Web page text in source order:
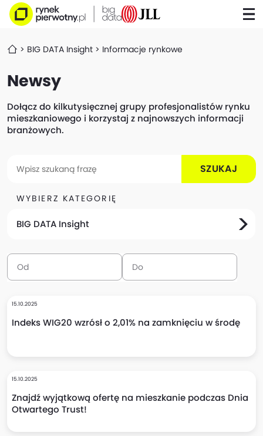
BIG DATA Insight Informacje rynkowe
Newsy
Dołącz do kilkutysięcznej grupy profesjonalistów rynku
mieszkaniowego i korzystaj z najnowszych informacji
branżowych.
SZUKAJ
WYBIERZ KATEGORIĘ
BIG DATA Insight
15.10.2025
Indeks WIG20 wzrósł o 2,01% na zamknięciu w środę
15.10.2025
Znajdź wyjątkową ofertę na mieszkanie podczas Dnia
Otwartego Trust!